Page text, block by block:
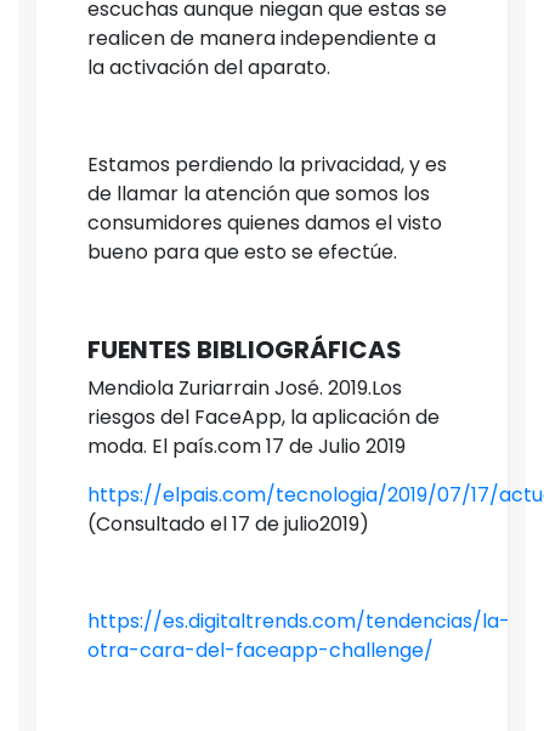
escuchas aunque niegan que estas se
realicen de manera independiente a
la activación del aparato.
Estamos perdiendo la privacidad, y es
de llamar la atención que somos los
consumidores quienes damos el visto
bueno para que esto se efectúe.
FUENTES BIBLIOGRÁFICAS
Mendiola Zuriarrain José. 2019.Los
riesgos del FaceApp, la aplicación de
moda. El país.com 17 de Julio 2019
https://elpais.com/tecnologia/2019/07/17/
(Consultado el 17 de julio2019)
https://es.digitaltrends.com/tendencias/la-
otra-cara-del-faceapp-challenge/